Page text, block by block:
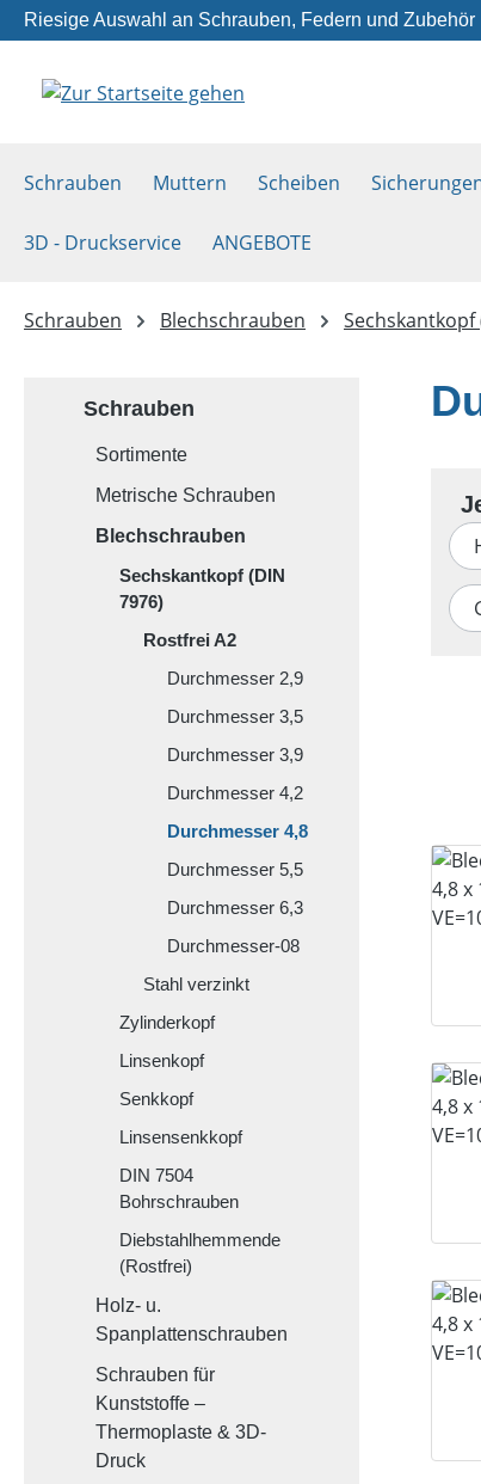
Hauptinhalt springen
Zur Suche springen
Zur Hauptnavigation springen
Riesige Auswahl an Schrauben, Federn und Zubehör
Schrauben Muttern Scheiben
3D - Druckservice ANGEBOTE
Schrauben Blechschrauben Sechskantkopf
Schrauben
Sortimente
Metrische Schrauben
Blechschrauben
Sechskantkopf (DIN
7976)
Rostfrei A2
Durchmesser 2,9
Durchmesser 3,5
Durchmesser 3,9
Durchmesser 4,2
Durchmesser 4,8
Durchmesser 5,5
Durchmesser 6,3
Durchmesser-08
Stahl verzinkt
Zylinderkopf
Linsenkopf
Senkkopf
Linsensenkkopf
DIN 7504
Bohrschrauben
Diebstahlhemmende
(Rostfrei)
Holz- u.
Spanplattenschrauben
Schrauben für
Kunststoffe –
Thermoplaste & 3D-
Druck